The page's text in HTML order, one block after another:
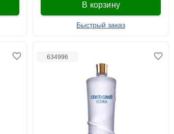
В корзину
Быстрый заказ
634996